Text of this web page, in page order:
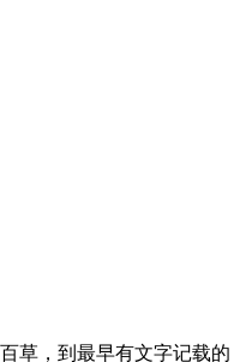
草，到最早有文字记载的